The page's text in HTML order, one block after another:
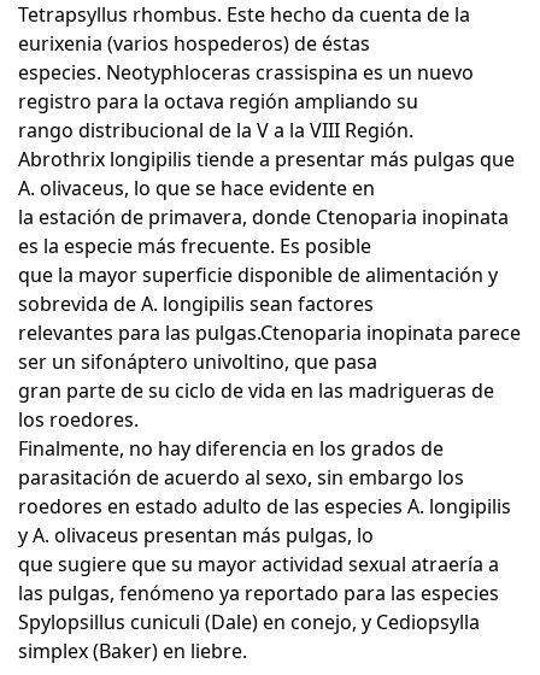
Tetrapsyllus rhombus. Este hecho da cuenta de la
eurixenia (varios hospederos) de éstas
especies. Neotyphloceras crassispina es un nuevo
registro para la octava región ampliando su
rango distribucional de la V a la VIII Región.
Abrothrix longipilis tiende a presentar más pulgas que
A. olivaceus, lo que se hace evidente en
la estación de primavera, donde Ctenoparia inopinata
es la especie más frecuente. Es posible
que la mayor superficie disponible de alimentación y
sobrevida de A. longipilis sean factores
relevantes para las pulgas.Ctenoparia inopinata parece
ser un sifonáptero univoltino, que pasa
gran parte de su ciclo de vida en las madrigueras de
los roedores.
Finalmente, no hay diferencia en los grados de
parasitación de acuerdo al sexo, sin embargo los
roedores en estado adulto de las especies A. longipilis
y A. olivaceus presentan más pulgas, lo
que sugiere que su mayor actividad sexual atraería a
las pulgas, fenómeno ya reportado para las especies
Spylopsillus cuniculi (Dale) en conejo, y Cediopsylla
simplex (Baker) en liebre.